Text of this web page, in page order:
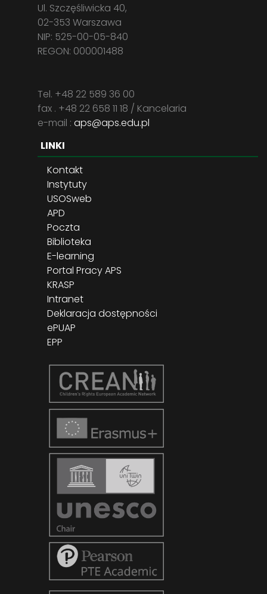
Ul. Szczęśliwicka 40,
02-353 Warszawa
NIP: 525-00-05-840
REGON: 000001488
Tel. +48 22 589 36 00
fax . +48 22 658 11 18 / Kancelaria
e-mail : aps@aps.edu.pl
LINKI
Kontakt
Instytuty
USOSweb
APD
Poczta
Biblioteka
E-learning
Portal Pracy APS
KRASP
Intranet
Deklaracja dostępności
ePUAP
EPP